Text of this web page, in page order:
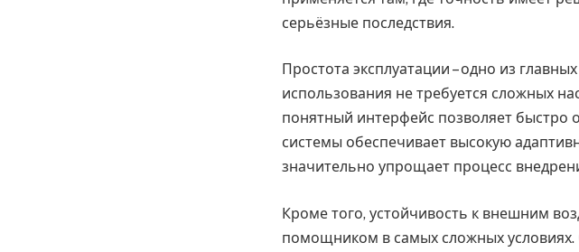
серьёзные последствия.
Простота эксплуатации – одно из
использования не требуется сложных
понятный интерфейс позволяет быстро
системы обеспечивает высокую
значительно упрощает процесс
Кроме того, устойчивость к внешним
помощником в самых сложных условиях.